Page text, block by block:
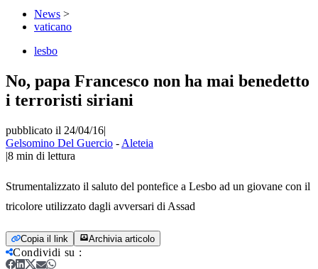
News >
vaticano
lesbo
No, papa Francesco non ha mai benedetto
i terroristi siriani
pubblicato il 24/04/16|
Gelsomino Del Guercio - Aleteia
|8 min di lettura
Strumentalizzato il saluto del pontefice a Lesbo ad un giovane con il
tricolore utilizzato dagli avversari di Assad
Copia il link Archivia articolo
Condividi su :